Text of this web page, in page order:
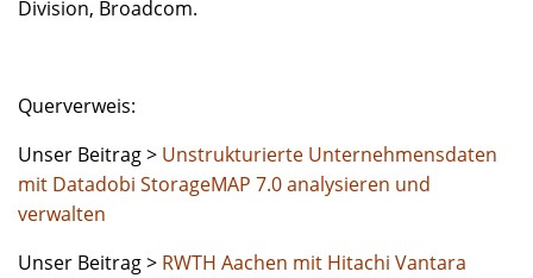
Division, Broadcom.
Querverweis:
Unser Beitrag > Unstrukturierte Unternehmensdaten
mit Datadobi StorageMAP 7.0 analysieren und
verwalten
Unser Beitrag > RWTH Aachen mit Hitachi Vantara